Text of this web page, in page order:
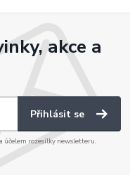
akce a
Přihlásit se
účelem rozesílky newsletteru.